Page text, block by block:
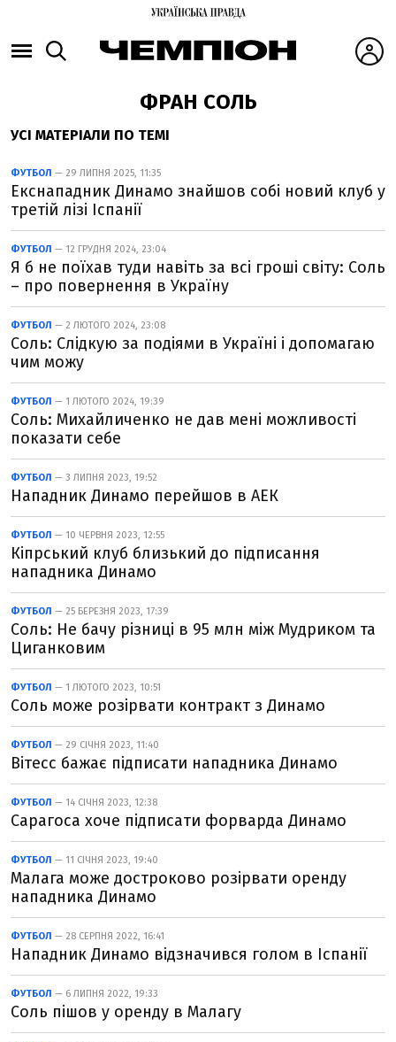
ФРАН СОЛЬ
УСІ МАТЕРІАЛИ ПО ТЕМІ
ФУТБОЛ — 29 ЛИПНЯ 2025, 11:35
Екснападник Динамо знайшов собі новий клуб у
третій лізі Іспанії
ФУТБОЛ — 12 ГРУДНЯ 2024, 23:04
Я б не поїхав туди навіть за всі гроші світу: Соль
– про повернення в Україну
ФУТБОЛ — 2 ЛЮТОГО 2024, 23:08
Соль: Слідкую за подіями в Україні і допомагаю
чим можу
ФУТБОЛ — 1 ЛЮТОГО 2024, 19:39
Соль: Михайличенко не дав мені можливості
показати себе
ФУТБОЛ — 3 ЛИПНЯ 2023, 19:52
Нападник Динамо перейшов в АЕК
ФУТБОЛ — 10 ЧЕРВНЯ 2023, 12:55
Кіпрський клуб близький до підписання
нападника Динамо
ФУТБОЛ — 25 БЕРЕЗНЯ 2023, 17:39
Соль: Не бачу різниці в 95 млн між Мудриком та
Циганковим
ФУТБОЛ — 1 ЛЮТОГО 2023, 10:51
Соль може розірвати контракт з Динамо
ФУТБОЛ — 29 СІЧНЯ 2023, 11:40
Вітесс бажає підписати нападника Динамо
ФУТБОЛ — 14 СІЧНЯ 2023, 12:38
Сарагоса хоче підписати форварда Динамо
ФУТБОЛ — 11 СІЧНЯ 2023, 19:40
Малага може достроково розірвати оренду
нападника Динамо
ФУТБОЛ — 28 СЕРПНЯ 2022, 16:41
Нападник Динамо відзначився голом в Іспанії
ФУТБОЛ — 6 ЛИПНЯ 2022, 19:33
Соль пішов у оренду в Малагу